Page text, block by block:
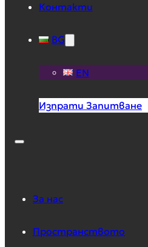
Контакти
BG
EN
Изпрати Запитване
За нас
Пространството